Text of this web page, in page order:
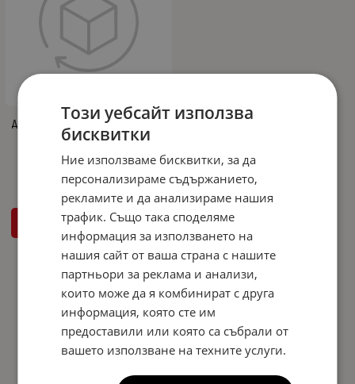
Дефлектор за преден капак за HAVAL F7
(2019+)
42.95€ / 84.00лв.
КУПИ
На страница по:
Този уебсайт използва
бисквитки
Ние използваме бисквитки, за да
персонализираме съдържанието,
рекламите и да анализираме нашия
трафик. Също така споделяме
информация за използването на
нашия сайт от ваша страна с нашите
партньори за реклама и анализи,
които може да я комбинират с друга
информация, която сте им
предоставили или която са събрали от
вашето използване на техните услуги.